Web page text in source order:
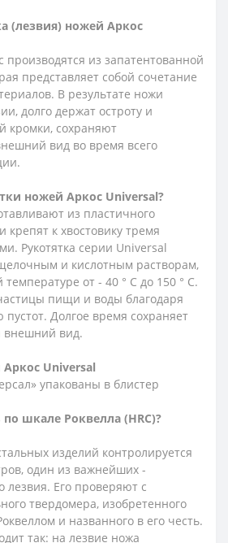
(лезвия) ножей Аркос
из запатентованной
представляет собой сочетание
В результате ножи
долго держат остроту и
кромки, сохраняют
вид во время всего
ножей Аркос Universal?
из пластичного
крепят к хвостовику тремя
Рукотятка серии Universal
и кислотным растворам,
от - 40 ° C до 150 ° C.
пищи и воды благодаря
пустот. Долгое время сохраняет
внешний вид.
Universal
упакованы в блистер
шкале Роквелла (HRC)?
изделий контролируется
один из важнейших -
лезвия. Его проверяют с
твердомера, изобретенного
и названного в его честь.
так: на лезвие ножа